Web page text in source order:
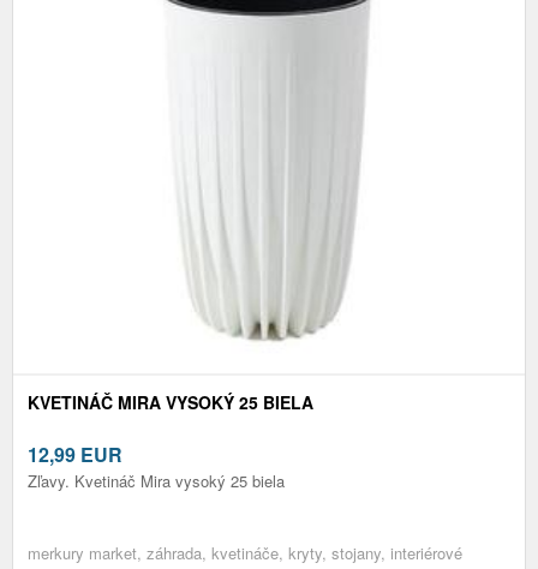
KVETINÁČ MIRA VYSOKÝ 25 BIELA
12,99 EUR
Zľavy. Kvetináč Mira vysoký 25 biela
merkury market, záhrada, kvetináče, kryty, stojany, interiérové